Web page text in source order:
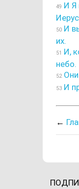
49 И Я
50 И
их.
51
И,
небо.
52Они
53 И
←